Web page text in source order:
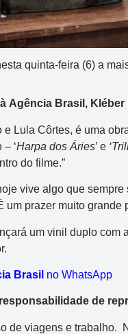
quinta-feira (6) a
Agência Brasil,
e Lula Côrtes, é uma
‘Harpa dos Áries’ e
do filme.”
vive algo que
um prazer muito
um vinil duplo com
Brasil no WhatsApp
de
de viagens e trabalho.
47 49 50